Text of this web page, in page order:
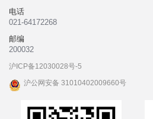
电话
021-64172268
邮编
200032
沪ICP备12030028号-5
沪公网安备 31010402009660号